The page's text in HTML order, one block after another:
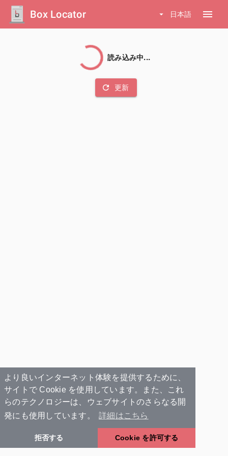
より良いインターネット体験を提供するために、
サイトで Cookie を使用しています。また、これ
らのテクノロジーは、ウェブサイトのさらなる開
発にも使用しています。
詳細はこちら
拒否する Cookie を許可する
Box Locator arrow_drop_down 日本語 menu
読み込み中...
refresh 更新